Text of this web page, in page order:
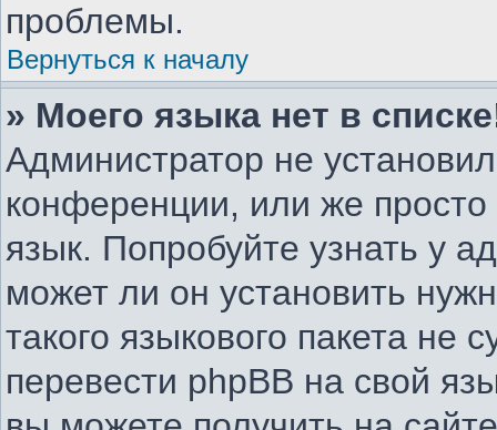
проблемы.
Вернуться к началу
» Моего языка нет в
Администратор не
конференции, или же
язык. Попробуйте узнать у
может ли он установить
такого языкового пакета не
перевести phpBB на свой